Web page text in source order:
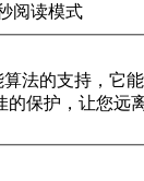
阅读模式
法的支持，
保护，让您远